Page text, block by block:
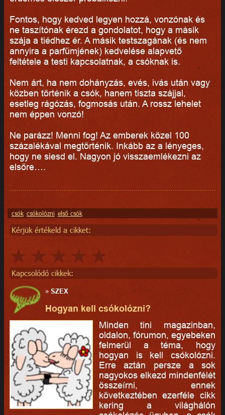
Fontos, hogy kedved legyen hozzá, vonzónak és
ne taszítónak érezd a gondolatot, hogy a másik
szája a tiédhez ér. A másik testszagának (és nem
annyira a parfűmjének) kedvelése alapvető
feltétele a testi kapcsolatnak, a csóknak is.
Nem árt, ha nem dohányzás, evés, ivás után vagy
közben történik a csók, hanem tiszta szájjal,
esetleg rágózás, fogmosás után. A rossz lehelet
nem éppen vonzó!
Ne parázz! Menni fog! Az emberek közel 100
százalékával megtörténik. Inkább az a lényeges,
hogy ne siesd el. Nagyon jó visszaemlékezni az
elsőre….
csók csókolózni első csók
Kérjük értékeld a cikket:
Kapcsolódó cikkek:
»SZEX
Hogyan kell csókolózni?
Minden tini magazinban,
oldalon, fórumon, egyebeken
felmerül a téma, hogy
hogyan is kell csókolózni.
Erre aztán persze a sok
nagyokos elkezd mindenfélét
összeírni, ennek
következtében ezerféle cikk
kering a világhálón